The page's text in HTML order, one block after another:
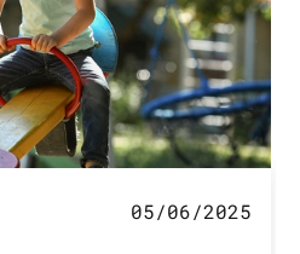
05/06/2025